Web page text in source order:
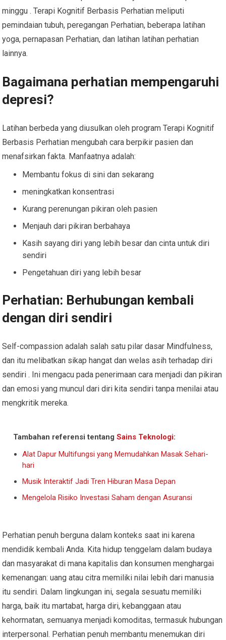
minggu . Terapi Kognitif Berbasis Perhatian meliputi
pemindaian tubuh, peregangan Perhatian, beberapa latihan
yoga, pernapasan Perhatian, dan latihan latihan perhatian
lainnya.
Bagaimana perhatian mempengaruhi
depresi?
Latihan berbeda yang diusulkan oleh program Terapi Kognitif
Berbasis Perhatian mengubah cara berpikir pasien dan
menafsirkan fakta. Manfaatnya adalah:
Membantu fokus di sini dan sekarang
meningkatkan konsentrasi
Kurang perenungan pikiran oleh pasien
Menjauh dari pikiran berbahaya
Kasih sayang diri yang lebih besar dan cinta untuk diri
sendiri
Pengetahuan diri yang lebih besar
Perhatian: Berhubungan kembali
dengan diri sendiri
Self-compassion adalah salah satu pilar dasar Mindfulness,
dan itu melibatkan sikap hangat dan welas asih terhadap diri
sendiri . Ini mengacu pada penerimaan cara menjadi dan pikiran
dan emosi yang muncul dari diri kita sendiri tanpa menilai atau
mengkritik mereka.
Tambahan referensi tentangSains Teknologi:
Alat Dapur Multifungsi yang Memudahkan Masak Sehari-
hari
Musik Interaktif Jadi Tren Hiburan Masa Depan
Mengelola Risiko Investasi Saham dengan Asuransi
Perhatian penuh berguna dalam konteks saat ini karena
mendidik kembali Anda. Kita hidup tenggelam dalam budaya
dan masyarakat di mana kapitalis dan konsumen menghargai
kemenangan: uang atau citra memiliki nilai lebih dari manusia
itu sendiri. Dalam lingkungan ini, segala sesuatu memiliki
harga, baik itu martabat, harga diri, kebanggaan atau
kehormatan, semuanya menjadi komoditas, termasuk hubungan
interpersonal. Perhatian penuh membantu menemukan diri